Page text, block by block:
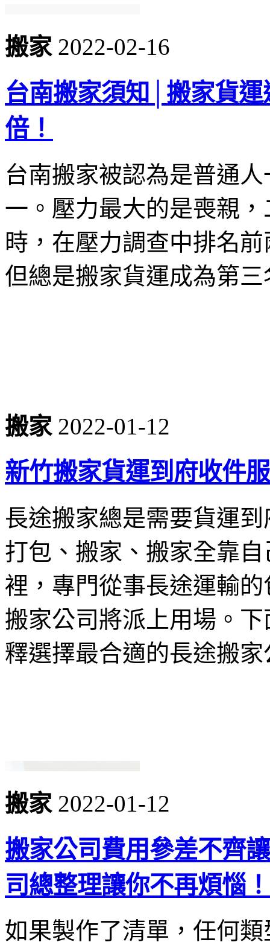
搬家2022-02-16
台南搬家須知│搬家貨
倍！
台南搬家被認為是普通
一。壓力最大的是喪親
時，在壓力調查中排名
但總是搬家貨運成為第
搬家 2022-01-12
新竹搬家貨運到府收件
長途搬家總是需要貨運
打包、搬家、搬家全靠
裡，專門從事長途運輸
搬家公司將派上用場。
釋選擇最合適的長途搬
搬家2022-01-12
搬家公司費用參差不齊
司總整理讓你不再煩惱！
如果製作了清單，任何